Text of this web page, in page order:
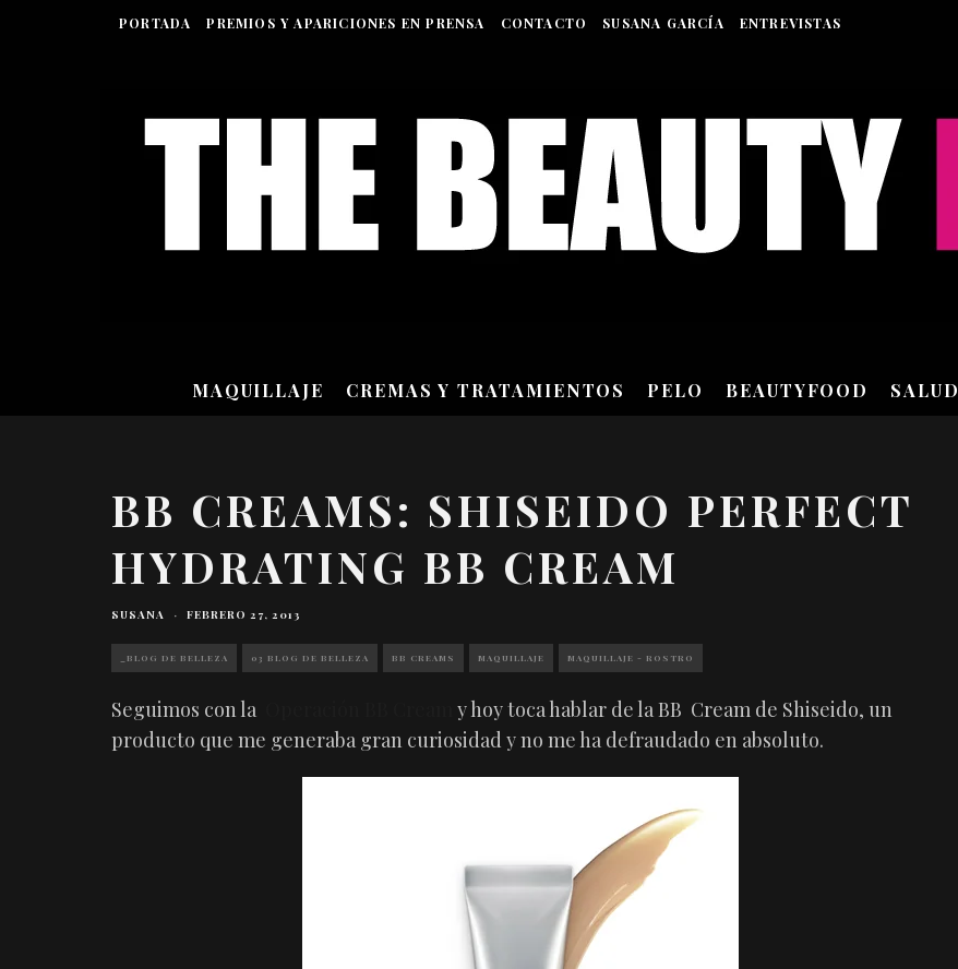
PORTADA PREMIOS Y APARICIONES EN PRENSA CONTACTO SUSANA GARCÍA ENTREVISTAS
MAQUILLAJE CREMAS Y TRATAMIENTOS PELO BEAUTYFOOD SALUD
BB CREAMS: SHISEIDO PERFECT
HYDRATING BB CREAM
SUSANA · FEBRERO 27, 2013
_BLOG DE BELLEZA 03 BLOG DE BELLEZA BB CREAMS MAQUILLAJE MAQUILLAJE - ROSTRO
Seguimos con la
y hoy toca hablar de la BB Cream de Shiseido, un
producto que me generaba gran curiosidad y no me ha defraudado en absoluto.